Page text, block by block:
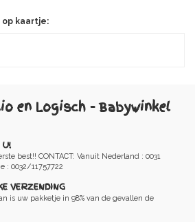
kaartje:
en Logisch - Babywinkel
U!
best!! CONTACT: Vanuit Nederland : 0031
: 0032/11757722
VERZENDING
is uw pakketje in 98% van de gevallen de